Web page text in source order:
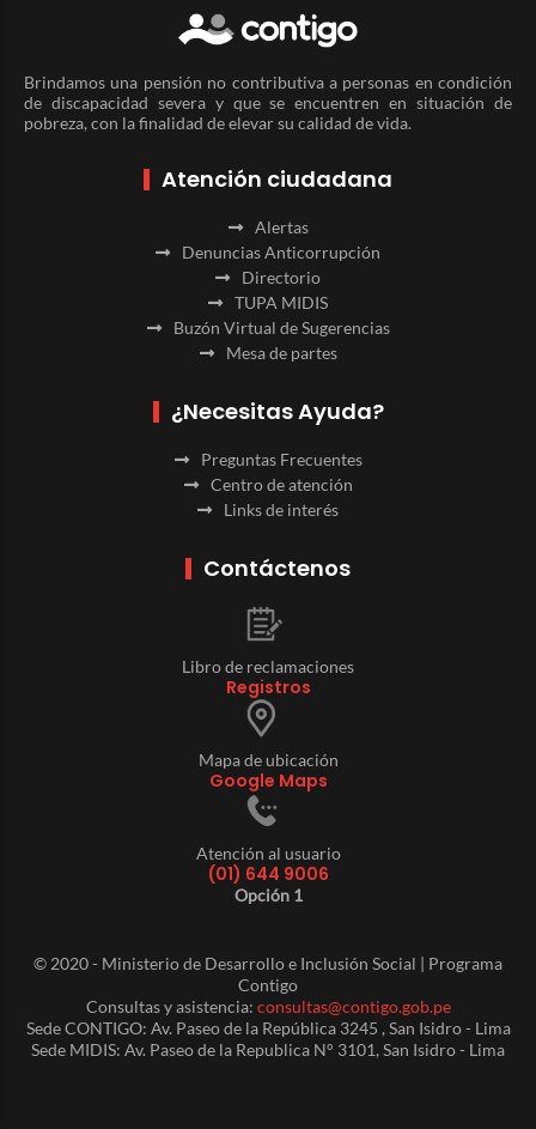
Brindamos una pensión no contributiva a personas en condición
de discapacidad severa y que se encuentren en situación de
pobreza, con la finalidad de elevar su calidad de vida.
Atención ciudadana
Alertas
Denuncias Anticorrupción
Directorio
TUPA MIDIS
Buzón Virtual de Sugerencias
Mesa de partes
¿Necesitas Ayuda?
Preguntas Frecuentes
Centro de atención
Links de interés
Contáctenos
Libro de reclamaciones
Registros
Mapa de ubicación
Google Maps
Atención al usuario
(01) 644 9006
Opción 1
© 2020 - Ministerio de Desarrollo e Inclusión Social | Programa
Contigo
Consultas y asistencia: consultas@contigo.gob.pe
Sede CONTIGO: Av. Paseo de la República 3245 , San Isidro - Lima
Sede MIDIS: Av. Paseo de la Republica N° 3101, San Isidro - Lima